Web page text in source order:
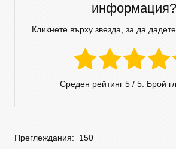
информация?
Кликнете върху звезда, за да
Среден рейтинг 5/ 5. Брой
Преглеждания: 150